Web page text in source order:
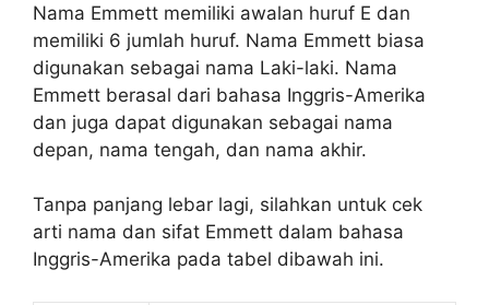
Nama Emmett memiliki awalan huruf E dan
memiliki 6 jumlah huruf. Nama Emmett biasa
digunakan sebagai nama Laki-laki. Nama
Emmett berasal dari bahasa Inggris-Amerika
dan juga dapat digunakan sebagai nama
depan, nama tengah, dan nama akhir.
Tanpa panjang lebar lagi, silahkan untuk cek
arti nama dan sifat Emmett dalam bahasa
Inggris-Amerika pada tabel dibawah ini.